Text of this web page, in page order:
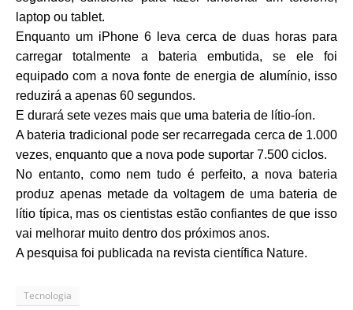
laptop ou tablet.
Enquanto um iPhone 6 leva cerca de duas horas para
carregar totalmente a bateria embutida, se ele foi
equipado com a nova fonte de energia de alumínio, isso
reduzirá a apenas 60 segundos.
E durará sete vezes mais que uma bateria de lítio-íon.
A bateria tradicional pode ser recarregada cerca de 1.000
vezes, enquanto que a nova pode suportar 7.500 ciclos.
No entanto, como nem tudo é perfeito, a nova bateria
produz apenas metade da voltagem de uma bateria de
lítio típica, mas os cientistas estão confiantes de que isso
vai melhorar muito dentro dos próximos anos.
A pesquisa foi publicada na revista científica Nature.
Tecnologia